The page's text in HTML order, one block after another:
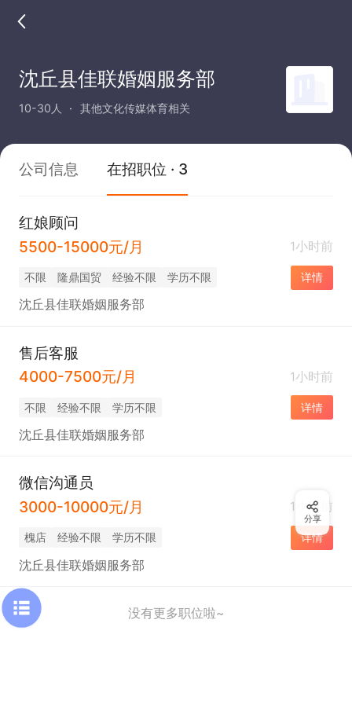
沈丘县佳联婚姻服务部
10-30人 其他文化传媒体育相关
公司信息 在招职位 · 3
红娘顾问
5500-15000元/月
1小时前
不限 隆鼎国贸 经验不限 学历不限 详情
沈丘县佳联婚姻服务部
售后客服
4000-7500元/月
1小时前
不限 经验不限 学历不限 详情
沈丘县佳联婚姻服务部
微信沟通员
3000-10000元/月
1小时前
槐店 经验不限 学历不限 详情
沈丘县佳联婚姻服务部
没有更多职位啦~
分享